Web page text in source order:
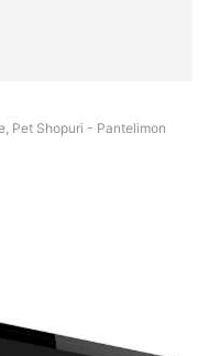
Pet Shopuri - Pantelimon